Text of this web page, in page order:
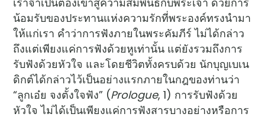
น้อมรับของประทานแห่งความรักที่พระองค์ทรงนำมา
ให้แก่เรา คำว่าการฟังภายในพระคัมภีร์ ไม่ได้กล่าว
ถึงแต่เพียงแค่การฟังด้วยหูเท่านั้น แต่ยังรวมถึงการ
รับฟังด้วยหัวใจ และโดยชีวิตทั้งครบด้วย นักบุญเบเน
ดิกต์ได้กล่าวไว้เป็นอย่างแรกภายในกฎของท่านว่า
“ลูกเอ๋ย จงตั้งใจฟัง” (Prologue, 1) การรับฟังด้วย
หัวใจ ไม่ได้เป็นเพียงแค่การฟังสารบางอย่างหรือการ